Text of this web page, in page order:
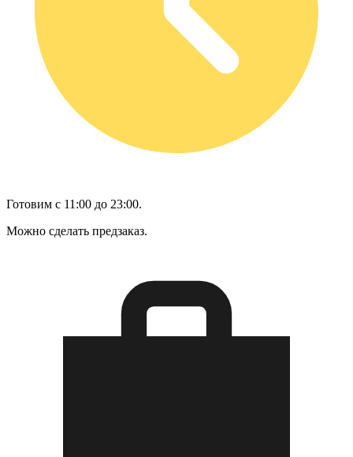
Готовим с 11:00 до 23:00.
Можно сделать предзаказ.